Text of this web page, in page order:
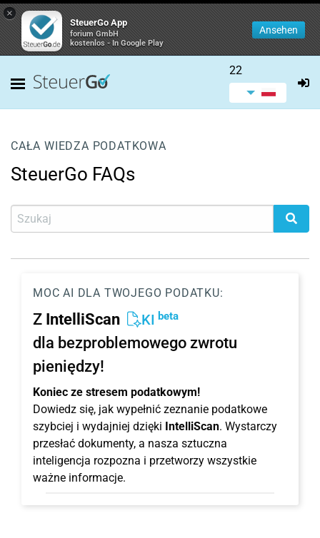
×
SteuerGo App
forium GmbH
kostenlos - In Google Play
Ansehen
22
CAŁA WIEDZA PODATKOWA
SteuerGo FAQs
MOC AI DLA TWOJEGO PODATKU:
Z IntelliScan KI beta
dla bezproblemowego zwrotu
pieniędzy!
Koniec ze stresem podatkowym!
Dowiedz się, jak wypełnić zeznanie podatkowe
szybciej i wydajniej dzięki IntelliScan. Wystarczy
przesłać dokumenty, a nasza sztuczna
inteligencja rozpozna i przetworzy wszystkie
ważne informacje.